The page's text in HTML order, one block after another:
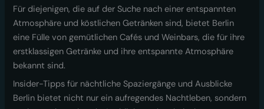
Für diejenigen, die auf der Suche nach einer entspannten
Atmosphäre und köstlichen Getränken sind, bietet Berlin
eine Fülle von gemütlichen Cafés und Weinbars, die für ihre
erstklassigen Getränke und ihre entspannte Atmosphäre
bekannt sind.
Insider-Tipps für nächtliche Spaziergänge und Ausblicke
Berlin bietet nicht nur ein aufregendes Nachtleben, sondern